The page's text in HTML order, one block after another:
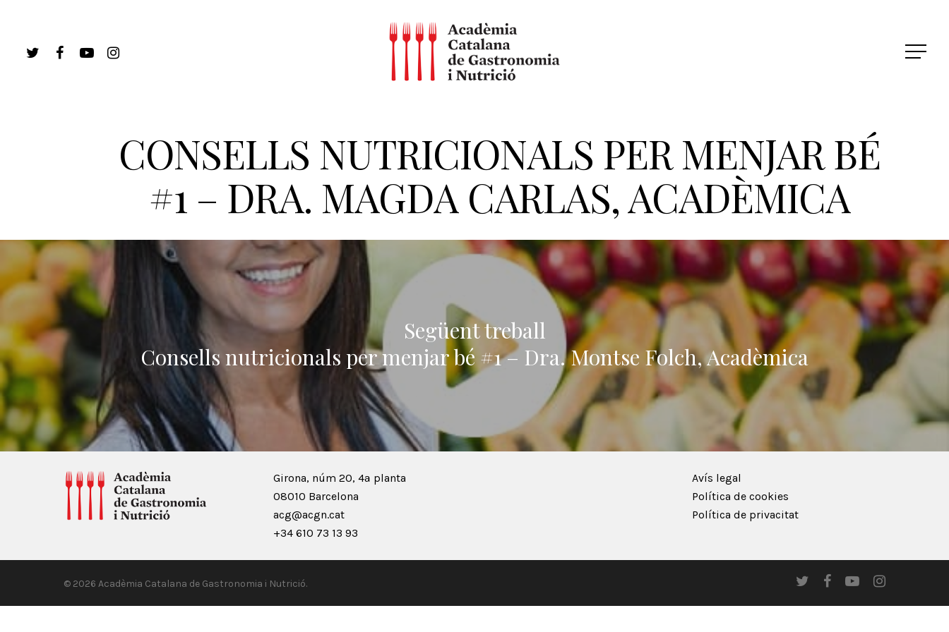
CONSELLS NUTRICIONALS PER MENJAR BÉ
#1 – DRA. MAGDA CARLAS, ACADÈMICA
Següent treball
Consells nutricionals per menjar bé #1 – Dra. Montse Folch, Acadèmica
Girona, núm 20, 4ª planta
08010 Barcelona
acg@acgn.cat
+34 610 73 13 93
Avís legal
Política de cookies
Política de privacitat
© 2026 Acadèmia Catalana de Gastronomia i Nutrició.